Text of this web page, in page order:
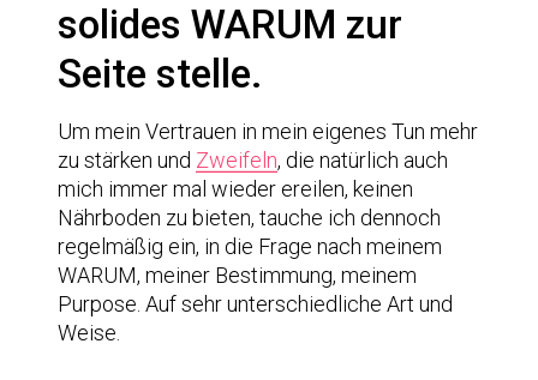
solides WARUM zur
Seite stelle.
Um mein Vertrauen in mein eigenes Tun mehr
zu stärken und Zweifeln, die natürlich auch
mich immer mal wieder ereilen, keinen
Nährboden zu bieten, tauche ich dennoch
regelmäßig ein, in die Frage nach meinem
WARUM, meiner Bestimmung, meinem
Purpose. Auf sehr unterschiedliche Art und
Weise.